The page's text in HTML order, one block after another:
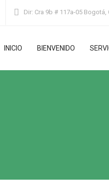
Dir: Cra 9b # 117a-05 Bogotá,
INICIO BIENVENIDO